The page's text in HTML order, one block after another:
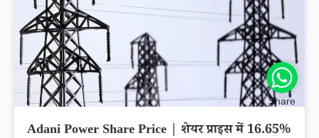
Adani Power Share Price | शेयर प्राइस में 16.65%
Share